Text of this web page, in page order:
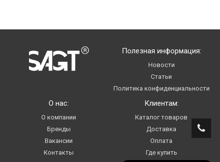
О нас:
О компании
Бренды
Вакансии
Контакты
Клиентам:
Каталог товаров
Доставка
Оплата
Где купить
Полезная информация:
Новости
Статьи
Политика конфиденциальности